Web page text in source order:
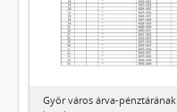
Győr város árva-pénztárának